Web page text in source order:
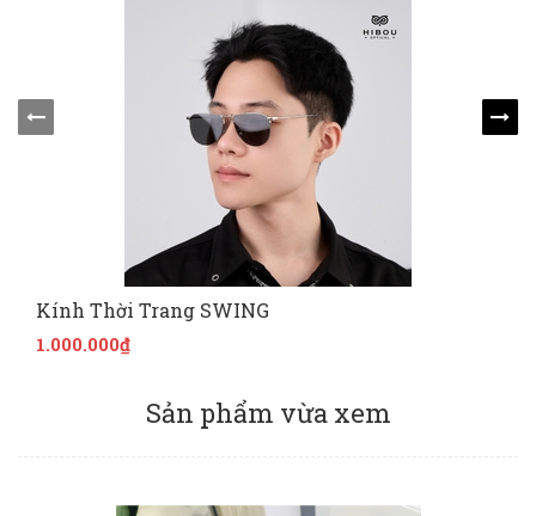
Kính Thời Trang SWING
1.000.000₫
Sản phẩm vừa xem